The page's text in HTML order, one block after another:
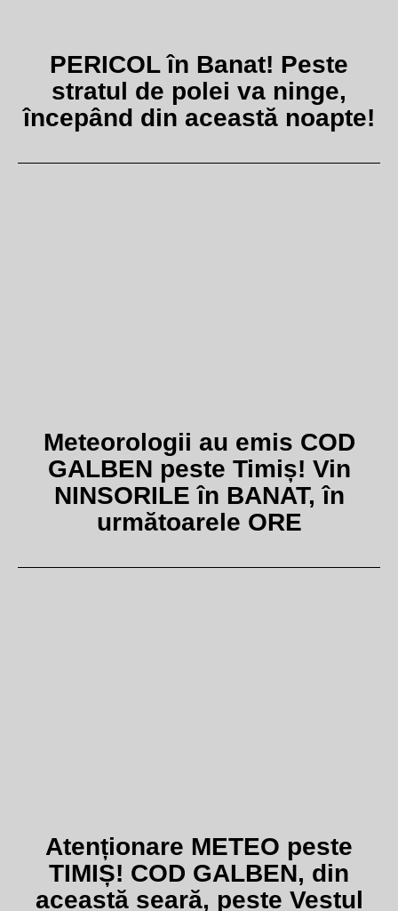
PERICOL în Banat! Peste
stratul de polei va ninge,
începând din această noapte!
Meteorologii au emis COD
GALBEN peste Timiș! Vin
NINSORILE în BANAT, în
următoarele ORE
Atenționare METEO peste
TIMIȘ! COD GALBEN, din
această seară, peste Vestul